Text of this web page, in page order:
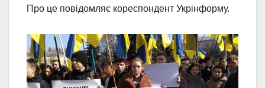
Про це повідомляє кореспондент Укрінформу.